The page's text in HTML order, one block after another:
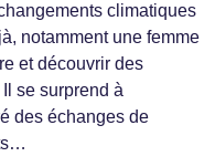
climatiques
notamment une femme
et découvrir des
se surprend à
des échanges de